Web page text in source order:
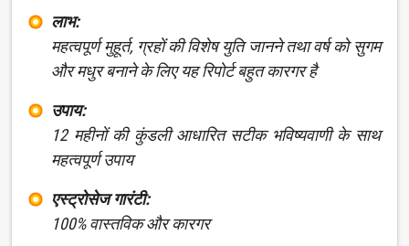
लाभ:
महत्वपूर्ण मुहूर्त, ग्रहों की विशेष युति जानने तथा वर्ष को सुगम
और मधुर बनाने के लिए यह रिपोर्ट बहुत कारगर है
उपाय:
12 महीनों की कुंडली आधारित सटीक भविष्यवाणी के साथ
महत्वपूर्ण उपाय
एस्ट्रोसेज गारंटी:
100% वास्तविक और कारगर